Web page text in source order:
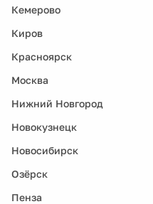
Кемерово
Киров
Красноярск
Москва
Нижний Новгород
Новокузнецк
Новосибирск
Озёрск
Пенза